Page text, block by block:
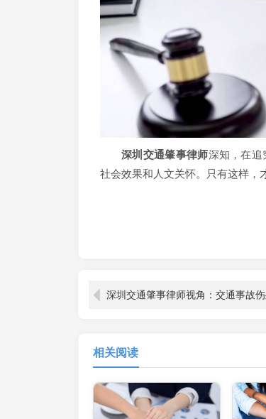
深圳交通肇事律师深知，在
社会效果和人文关怀。只有这样，
相关阅读